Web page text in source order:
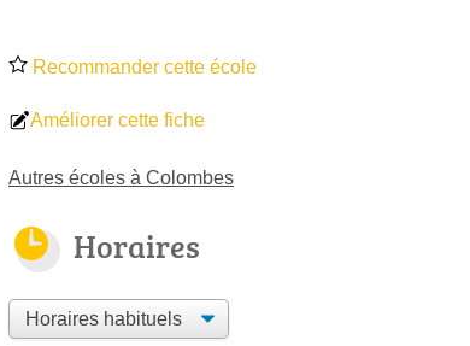
Recommander cette école
Améliorer cette fiche
Autres écoles à Colombes
Horaires